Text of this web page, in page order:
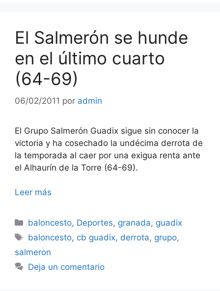
El Salmerón se hunde
en el último cuarto
(64-69)
06/02/2011 por admin
El Grupo Salmerón Guadix sigue sin conocer la
victoria y ha cosechado la undécima derrota de
la temporada al caer por una exigua renta ante
el Alhaurín de la Torre (64-69).
Leer más
Categorías
baloncesto, Deportes, granada, guadix
Etiquetas
baloncesto, cb guadix, derrota, grupo,
salmeron
Deja un comentario